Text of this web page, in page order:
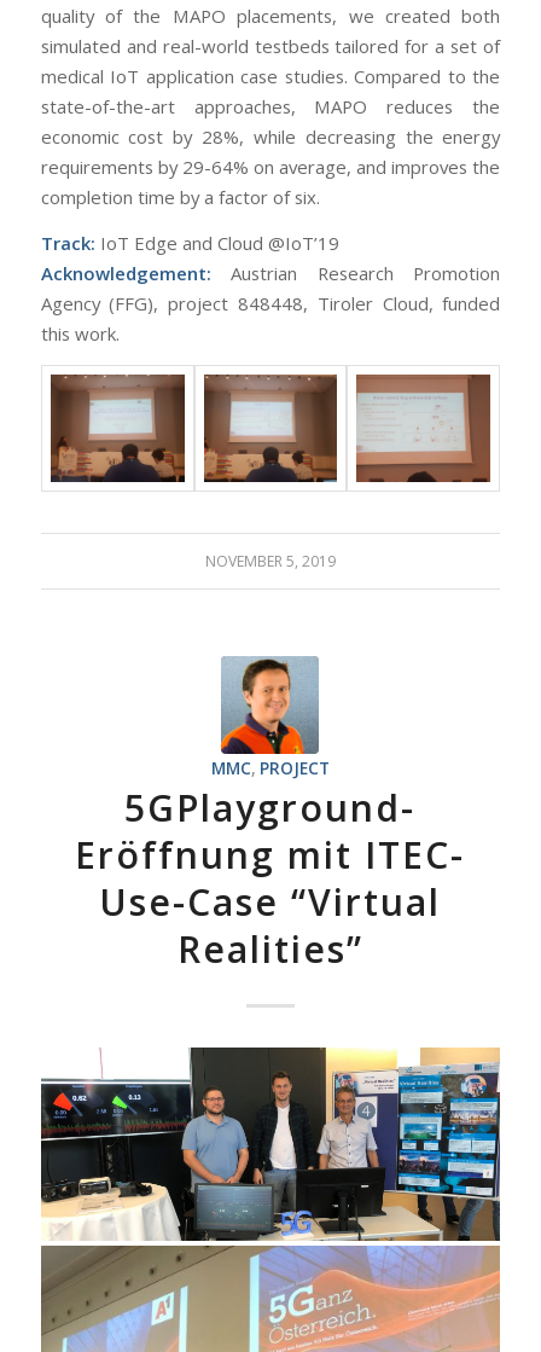
quality of the MAPO placements, we created both
simulated and real-world testbeds tailored for a set of
medical IoT application case studies. Compared to the
state-of-the-art approaches, MAPO reduces the
economic cost by 28%, while decreasing the energy
requirements by 29-64% on average, and improves the
completion time by a factor of six.
Track: IoT Edge and Cloud @IoT’19
Acknowledgement: Austrian Research Promotion
Agency (FFG), project 848448, Tiroler Cloud, funded
this work.
NOVEMBER 5, 2019
MMC, PROJECT
5GPlayground-
Eröffnung mit ITEC-
Use-Case “Virtual
Realities”